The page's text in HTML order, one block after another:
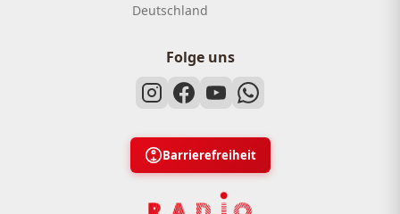
Deutschland
Folge uns
Barrierefreiheit